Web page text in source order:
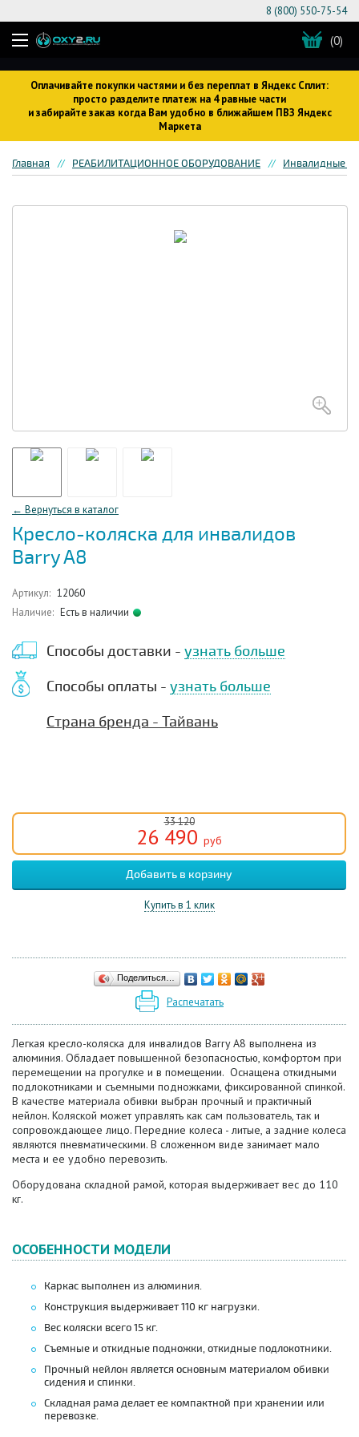
Оплачивайте покупки частями и без переплат в Яндекс Сплит:
просто разделите платеж на 4 равные части
и забирайте заказ когда Вам удобно в ближайшем ПВЗ Яндекс
Маркета
8 (800) 550-75-54
(0)
Главная РЕАБИЛИТАЦИОННОЕ ОБОРУДОВАНИЕ Инвалидные
← Вернуться в каталог
Кресло-коляска для инвалидов
Barry A8
Артикул: 12060
Наличие: Есть в наличии
Способы доставки - узнать больше
Способы оплаты - узнать больше
Страна бренда - Тайвань
33 120
26 490 руб
Купить в 1 клик
Поделиться…
Распечатать
Легкая кресло-коляска для инвалидов Barry A8 выполнена из
алюминия. Обладает повышенной безопасностью, комфортом при
перемещении на прогулке и в помещении. Оснащена откидными
подлокотниками и съемными подножками, фиксированной спинкой.
В качестве материала обивки выбран прочный и практичный
нейлон. Коляской может управлять как сам пользователь, так и
сопровождающее лицо. Передние колеса - литые, а задние колеса
являются пневматическими. В сложенном виде занимает мало
места и ее удобно перевозить.
Оборудована складной рамой, которая выдерживает вес до 110
кг.
ОСОБЕННОСТИ МОДЕЛИ
Каркас выполнен из алюминия.
Конструкция выдерживает 110 кг нагрузки.
Вес коляски всего 15 кг.
Съемные и откидные подножки, откидные подлокотники.
Прочный нейлон является основным материалом обивки
сидения и спинки.
Складная рама делает ее компактной при хранении или
перевозке.